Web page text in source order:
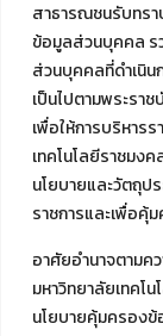
สาธารณชนรับทรา
ข้อมูลส่วนบุคคล ร
ส่วนบุคคลที่ดำเนิน
เป็นไปตามพระร
เพื่อให้การบริหาร
เทคโนโลยีราชมง
นโยบายและวัตถุป
ราชการและเพื่อ
อาศัยอำนาจตาม
มหาวิทยาลัยเทค
นโยบายคุ้มครองข้
งานบริการวิช
โครงการส่งเ
กิจกรรมการเ
เกษตร ภายใต้โ
กรมส่งเสริมอุต
โครงการยกร
ตำบล 1 มหาวิทย